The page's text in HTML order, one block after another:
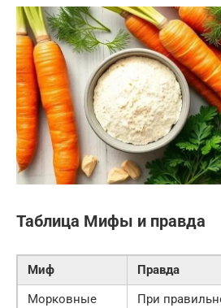
Таблица Мифы и правда
Миф
Правда
Морковные
При